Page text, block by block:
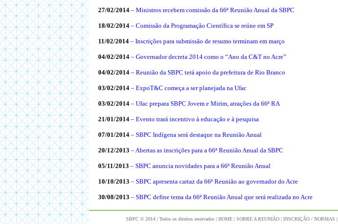
27/02/2014 – Ministros recebem comissão da 66ª Reunião Anual da SBPC
18/02/2014 – Comissão da Programação Científica se reúne em SP
11/02/2014 – Inscrições para submissão de resumo terminam em março
04/02/2014 – Governador decreta 2014 como o “Ano da C&T no Acre”
04/02/2014 – Reunião da SBPC terá apoio da prefeitura de Rio Branco
03/02/2014 – ExpoT&C começa a ser planejada na Ufac
03/02/2014 – Ufac prepara SBPC Jovem e Mirim, atrações da 66ª RA
21/01/2014 – Evento trará incentivo à educação e à pesquisa
07/01/2014 – SBPC Indígena será destaque na Reunião Anual
20/12/2013 – Abertas as inscrições para a 66ª Reunião Anual da SBPC
05/11/2013 – SBPC anuncia novidades para a 66ª Reunião Anual
10/10/2013 – SBPC apresenta cartaz da 66ª Reunião ao governador do Acre
30/08/2013 – SBPC define tema da 66ª Reunião Anual que será realizada no Acre
SBPC © 2014 | Todos os direitos reservados | HOME| SOBRE A REUNIÃO | INSCRIÇÃO / NORMAS |